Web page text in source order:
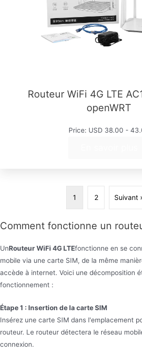
Routeur WiFi 4G LTE
openWRT
Price: USD 38.00 -
1 2 Suivant
Comment fonctionne un
UnRouteur WiFi 4G LTEfonctionne en se
mobile via une carte SIM, de la même
accède à internet. Voici une décomposition
fonctionnement :
Étape 1 : Insertion de la carte SIM
Insérez une carte SIM dans l'emplacement
routeur. Le routeur détectera le réseau
connexion.